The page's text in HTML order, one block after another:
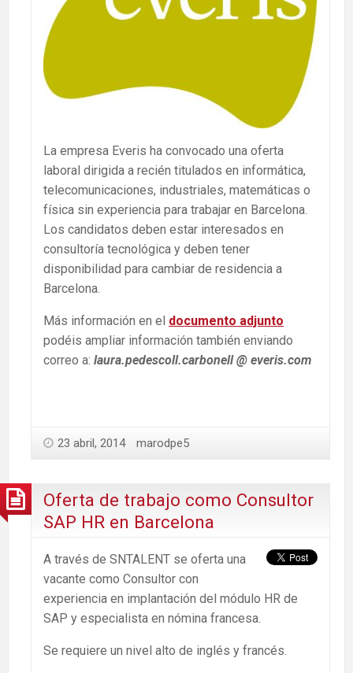
La empresa Everis ha convocado una oferta
laboral dirigida a recién titulados en informática,
telecomunicaciones, industriales, matemáticas o
física sin experiencia para trabajar en Barcelona.
Los candidatos deben estar interesados en
consultoría tecnológica y deben tener
disponibilidad para cambiar de residencia a
Barcelona.
Más información en el documento adjunto
podéis ampliar información también enviando
correo a: laura.pedescoll.carbonell @ everis.com
23 abril, 2014 marodpe5
Oferta de trabajo como Consultor
SAP HR en Barcelona
A través de SNTALENT se oferta una
vacante como Consultor con
experiencia en implantación del módulo HR de
SAP y especialista en nómina francesa.
Se requiere un nivel alto de inglés y francés.